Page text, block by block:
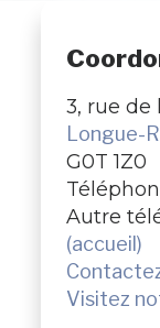
3, rue de
Longue-
G0T 1Z0
Autre
(accueil)
Visitez